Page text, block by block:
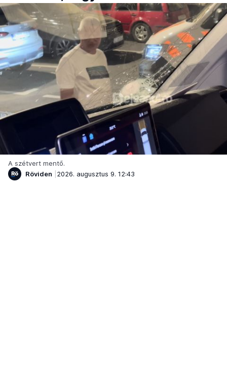
A szétvert mentő.
Röviden
2026. augusztus 9. 12:43